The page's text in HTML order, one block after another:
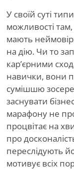
У своїй суті
можливості
мають
на дію. Чи то
кар’єрними
навички, вони
сумішшю
заснувати
марафону не
процвітає на
про
переслідують
мотивує всіх